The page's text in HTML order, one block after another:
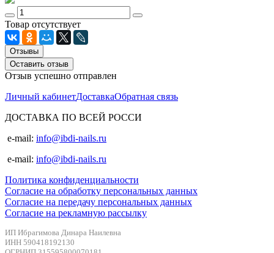
Товар отсутствует
Отзывы
Оставить отзыв
Отзыв успешно отправлен
Личный кабинетДоставкаОбратная связь
ДОСТАВКА ПО ВСЕЙ РОССИ
e-mail: info@ibdi-nails.ru
e-mail: info@ibdi-nails.ru
Политика конфиденциальности
Согласие на обработку персональных данных
Согласие на передачу персональных данных
Согласие на рекламную рассылку
ИП Ибрагимова Динара Наилевна
ИНН 590418192130